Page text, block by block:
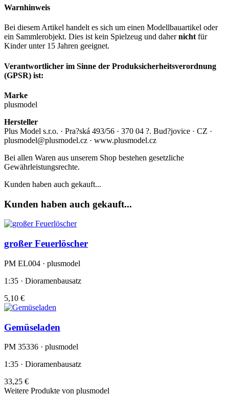
Warnhinweis
Bei diesem Artikel handelt es sich um einen Modellbauartikel oder
ein Sammlerobjekt. Dies ist kein Spielzeug und dahernicht für
Kinder unter 15 Jahren geeignet.
Verantwortlicher im Sinne der Produksicherheitsverordnung
(GPSR) ist:
Marke
plusmodel
Hersteller
Plus Model s.r.o. · Pra?ská 493/56 · 370 04 ?. Bud?jovice · CZ ·
plusmodel@plusmodel.cz · www.plusmodel.cz
Bei allen Waren aus unserem Shop bestehen gesetzliche
Gewährleistungsrechte.
Kunden haben auch gekauft...
Kunden haben auch gekauft...
großer Feuerlöscher
PM EL004 · plusmodel
1:35 · Dioramenbausatz
5,10 €
Gemüseladen
PM 35336 · plusmodel
1:35 · Dioramenbausatz
33,25 €
Weitere Produkte von plusmodel